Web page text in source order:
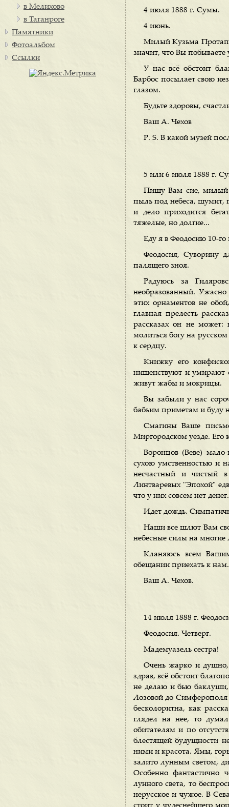
4 июля 1888 г. Сумы.
4 июнь.
Милый Кузьма
значит, что Вы
У нас всё обстоит
Барбос посылает свою
глазом.
Будьте здоровы,
Ваш А. Чехов
Р. S. В какой музей
5 или 6 июля 1888 г.
Пишу Вам сие, милый
пыль под небеса, шумит,
и дело приходится
тяжелые, но долгие...
Еду я в Феодосию 10-
Феодосия, Суворину
палящего зноя.
Радуюсь за
необразованный.
этих орнаментов не
главная прелесть
рассказах он не
молиться богу на
к сердцу.
Книжку его
нищенствуют и умирают
живут жабы и мокрицы.
Вы забыли у нас
бабьим приметам и буду
Смагины Ваше
Миргородском уезде. Его
Воронцов (Веве)
сухою умственностью и
несчастный и чистый
Линтваревых "Эпохой"
что у них совсем нет денег.
Идет дождь.
Наши все шлют Вам
небесные силы на многие
Кланяюсь всем
обещании приехать к нам.
Ваш А. Чехов.
14 июля 1888 г.
Феодосия. Четверг.
Мадемуазель сестра!
Очень жарко и душно,
здрав, всё обстоит
не делаю и бью баклуши,
Лозовой до Симферополя
бесколоритна, как
глядел на нее, то
обитателям и по
блестящей будущности
ними и красота. Ямы,
залито лунным светом,
Особенно фантастично
лунного света, то
нерусское и чужое. В
в Мелихово
в Таганроге
Памятники
Фотоальбом
Ссылки